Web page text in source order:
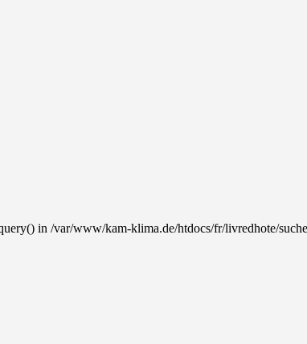
in /var/www/kam-klima.de/htdocs/fr/livredhote/